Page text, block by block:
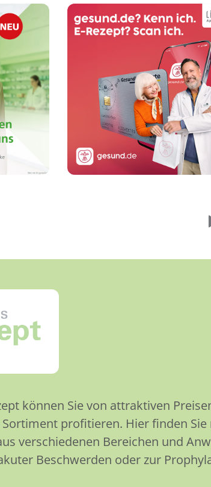
Lösen Sie E-Rezepte
per Scan mit Ihrem
Smartphone ein - ganz
einfach über die
gesund.de-App.
Mehr erfahren
können Sie von attraktiven
profitieren. Hier finden
verschiedenen Bereichen und
Beschwerden oder zur